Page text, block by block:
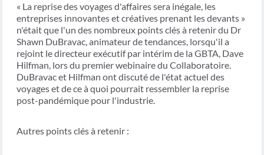
« La reprise des voyages d'affaires sera inégale, les
entreprises innovantes et créatives prenant les devants »
n'était que l'un des nombreux points clés à retenir du Dr
Shawn DuBravac, animateur de tendances, lorsqu'il a
rejoint le directeur exécutif par intérim de la GBTA, Dave
Hilfman, lors du premier webinaire du Collaboratoire.
DuBravac et Hilfman ont discuté de l'état actuel des
voyages et de ce à quoi pourrait ressembler la reprise
post-pandémique pour l'industrie.
Autres points clés à retenir :